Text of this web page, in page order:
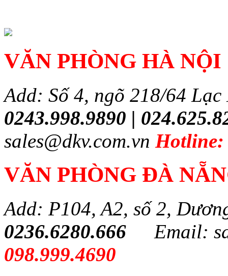
VĂN PHÒNG HÀ NỘI
Add: Số 4, ngõ 218/64
0243.998.9890 |
sales@dkv.com.vn Hotline:
VĂN PHÒNG ĐÀ
Add: P104, A2, số 2,
0236.6280.666
Email:
098.999.4690